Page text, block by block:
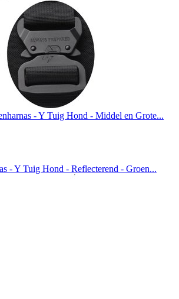
- Y Tuig Hond - Middel en Grote...
- Y Tuig Hond - Reflecterend - Groen...